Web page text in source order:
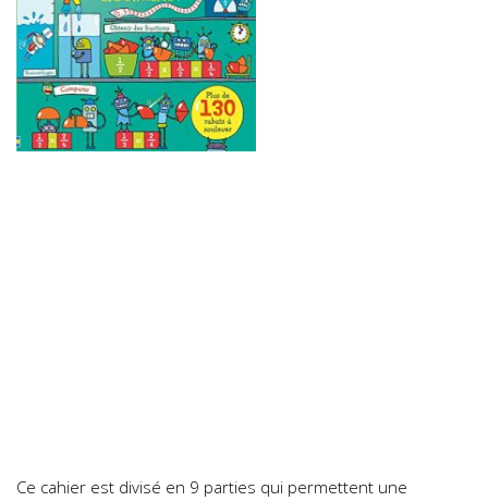
Ce cahier est divisé en 9 parties qui permettent une